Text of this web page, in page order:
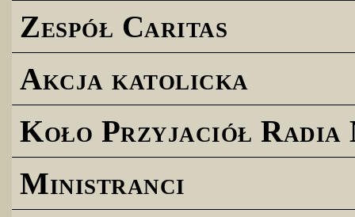
Zespół Caritas
Akcja katolicka
Koło Przyjaciół
Ministranci